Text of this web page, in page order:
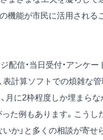
機能が市民に活用される
配信・当日受付・アンケー
表計算ソフトでの煩雑な管
月に2枠程度しか埋まらな
た例もあります。こうし
か」と多くの相談が寄せ